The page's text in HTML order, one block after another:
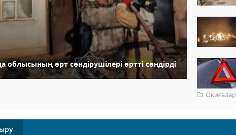
облысының өрт сөндірушілері өртті сөндірді
Оқиғалар